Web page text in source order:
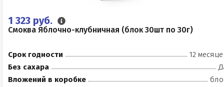
1 323 руб.
Смоква Яблочно-клубничная (блок 30шт по 30г)
Срок годности
12
Без сахара
Вложений в коробке